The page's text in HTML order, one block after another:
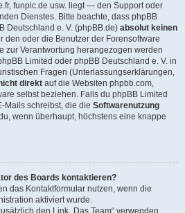
funpic.de usw. liegt — den Support oder
Dienstes. Bitte beachte, dass phpBB
Deutschland e. V. (phpBB.de) absolut keinen
den oder die Benutzer der Forensoftware
zur Verantwortung herangezogen werden
Limited oder phpBB Deutschland e. V. in
Fragen (Unterlassungserklärungen,
direkt auf die Websiten phpbb.com,
selbst beziehen. Falls du phpBB Limited
Mails schreibst, die die Softwarenutzung
wenn überhaupt, höchstens eine knappe
des Boards kontaktieren?
das Kontaktformular nutzen, wenn die
aktiviert wurde.
den Link „Das Team“ verwenden.